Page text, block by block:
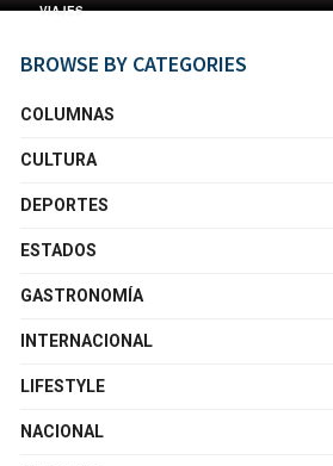
VIAJES
BROWSE BY CATEGORIES
COLUMNAS
CULTURA
DEPORTES
ESTADOS
GASTRONOMÍA
INTERNACIONAL
LIFESTYLE
NACIONAL